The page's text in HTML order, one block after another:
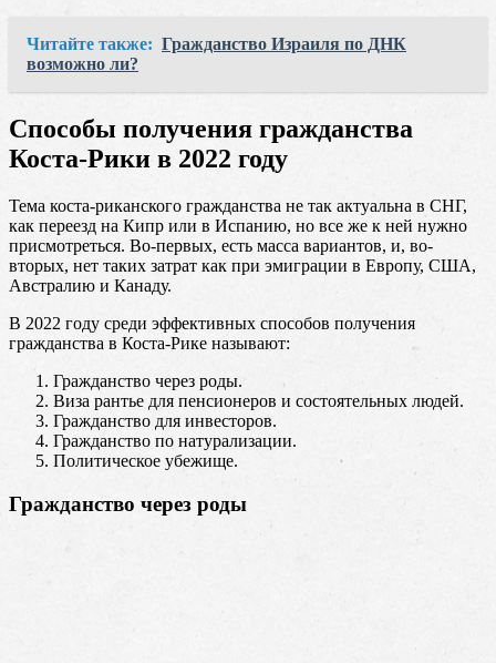
Читайте также: Гражданство Израиля по ДНК
возможно ли?
Способы получения гражданства
Коста-Рики в 2022 году
Тема коста-риканского гражданства не так актуальна в СНГ,
как переезд на Кипр или в Испанию, но все же к ней нужно
присмотреться. Во-первых, есть масса вариантов, и, во-
вторых, нет таких затрат как при эмиграции в Европу, США,
Австралию и Канаду.
В 2022 году среди эффективных способов получения
гражданства в Коста-Рике называют:
Гражданство через роды.
Виза рантье для пенсионеров и состоятельных людей.
Гражданство для инвесторов.
Гражданство по натурализации.
Политическое убежище.
Гражданство через роды